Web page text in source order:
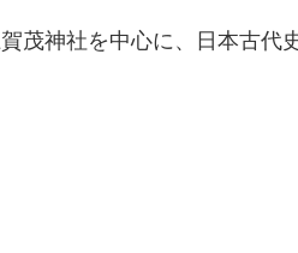
茂神社を中心に、日本古代